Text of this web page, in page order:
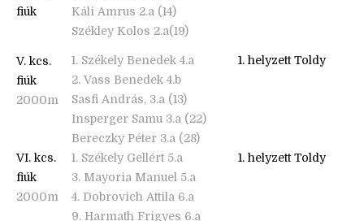
fiúk
Káli Amrus 2.a (14)
Székley Kolos 2.a(19)
V. kcs.
fiúk
2000m
1. Székely Benedek 4.a
2. Vass Benedek 4.b
Sasfi András, 3.a (13)
Insperger Samu 3.a (22)
Bereczky Péter 3.a (28)
1. helyzett Toldy
VI. kcs.
fiúk
2000m
1. Székely Gellért 5.a
3. Mayoria Manuel 5.a
4. Dobrovich Attila 6.a
9. Harmath Frigyes 6.a
1. helyzett Toldy